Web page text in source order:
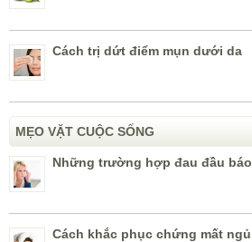
Cách trị dứt điểm mụn dưới da
MẸO VẶT CUỘC SỐNG
Những trường hợp đau đầu
Cách khắc phục chứng mất